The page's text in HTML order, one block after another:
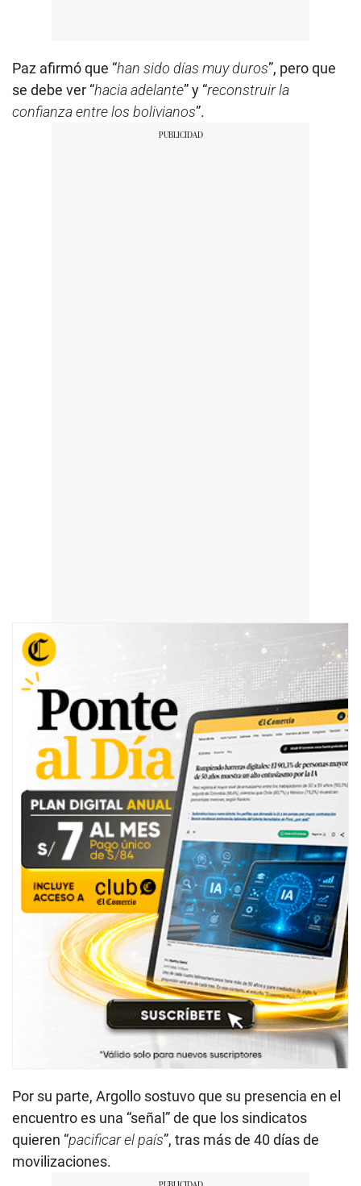
Paz afirmó que “han sido días muy duros”, pero que
se debe ver “hacia adelante” y “reconstruir la
confianza entre los bolivianos”.
Por su parte, Argollo sostuvo que su presencia en el
encuentro es una “señal” de que los sindicatos
quieren “pacificar el país”, tras más de 40 días de
movilizaciones.